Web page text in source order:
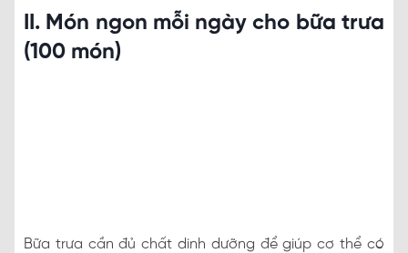
II. Món ngon mỗi ngày cho bữa trưa
(100 món)
Bữa trưa cần đủ chất dinh dưỡng để giúp cơ thể có